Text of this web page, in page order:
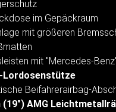
im Gepäckraum
mit größeren
mit "Mercedes-
Lordosenstütze
Beifahrerairbag-
(19") AMG